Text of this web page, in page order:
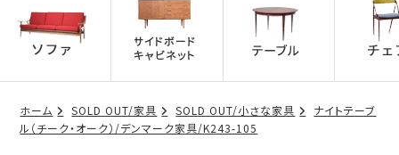
ホーム SOLD OUT/家具 SOLD OUT/小さな家具
ナイトテーブ
ル（チーク・オーク）/デンマーク家具/K243-105